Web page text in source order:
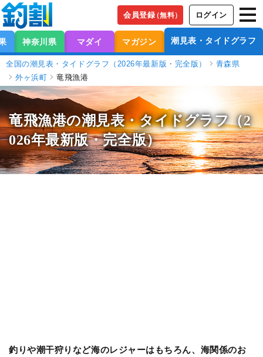
会員登録（無料） ログイン
神奈川県 マダイ マガジン 潮見表・タイドグラフ
全国の潮見表・タイドグラフ（2026年最新版・完全版）
青森県
外ヶ浜町
竜飛漁港
竜飛漁港の潮見表・タイドグラフ（2
026年最新版・完全版）
釣りや潮干狩りなど海のレジャーはもちろん、海関係のお